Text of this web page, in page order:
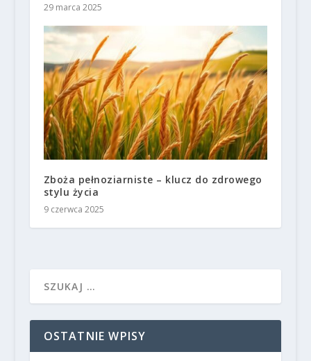
29 marca 2025
Zboża pełnoziarniste – klucz do zdrowego
stylu życia
9 czerwca 2025
OSTATNIE WPISY